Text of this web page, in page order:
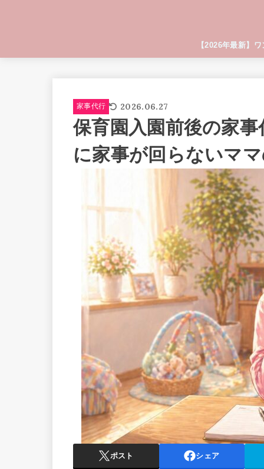
【2026年最新】
家事代行 2026.06.27
保育園入園前後の家
に家事が回らないマ
ポスト シェア